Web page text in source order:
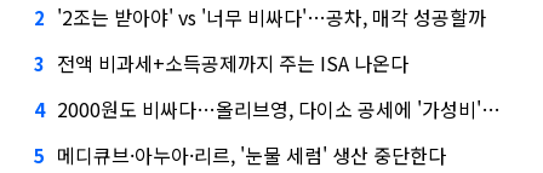
2 '2조는 받아야' vs '너무 비싸다'…공차, 매각 성공할까
3 전액 비과세+소득공제까지 주는 ISA 나온다
4 2000원도 비싸다…올리브영, 다이소 공세에 '가성비'로 맞불
5 메디큐브·아누아·리르, '눈물 세럼' 생산 중단한다